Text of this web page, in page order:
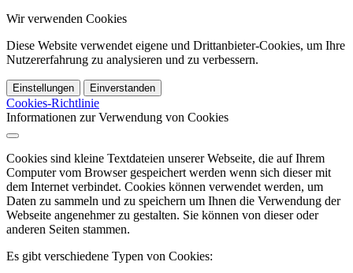
Wir verwenden Cookies
Diese Website verwendet eigene und Drittanbieter-Cookies, um Ihre
Nutzererfahrung zu analysieren und zu verbessern.
Einstellungen Einverstanden
Cookies-Richtlinie
Informationen zur Verwendung von Cookies
Cookies sind kleine Textdateien unserer Webseite, die auf Ihrem
Computer vom Browser gespeichert werden wenn sich dieser mit
dem Internet verbindet. Cookies können verwendet werden, um
Daten zu sammeln und zu speichern um Ihnen die Verwendung der
Webseite angenehmer zu gestalten. Sie können von dieser oder
anderen Seiten stammen.
Es gibt verschiedene Typen von Cookies: